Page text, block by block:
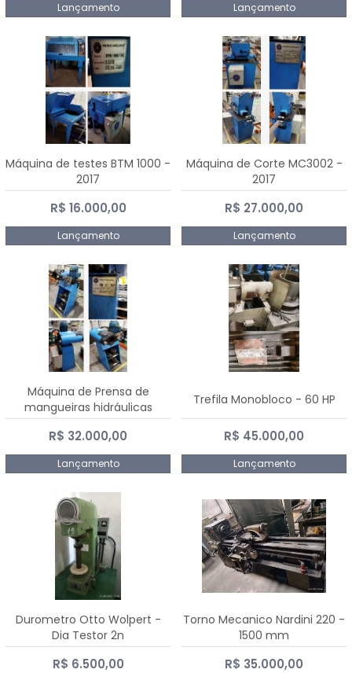
Lançamento Lançamento
Máquina de testes BTM 1000 -
2017
R$ 16.000,00
Lançamento
Máquina de Corte MC3002 -
2017
R$ 27.000,00
Lançamento
Máquina de Prensa de
mangueiras hidráulicas
PE50TF - 2017
R$ 32.000,00
Lançamento
Trefila Monobloco - 60 HP
R$ 45.000,00
Lançamento
Durometro Otto Wolpert -
Dia Testor 2n
R$ 6.500,00
Torno Mecanico Nardini 220 -
1500 mm
R$ 35.000,00